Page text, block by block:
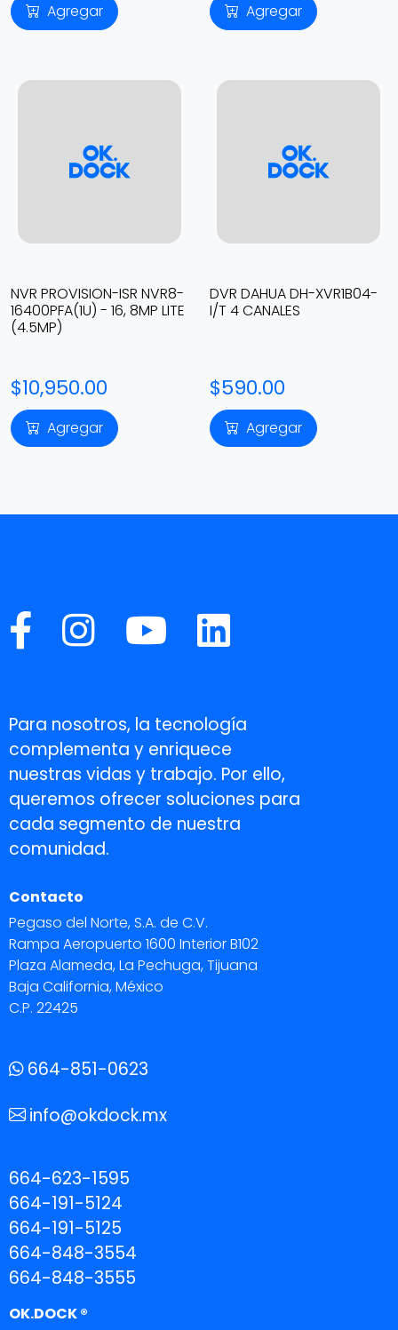
Agregar Agregar
NVR PROVISION-ISR NVR8-
16400PFA(1U) - 16, 8MP LITE
(4.5MP)
$10,950.00
Agregar
DVR DAHUA DH-XVR1B04-
I/T 4 CANALES
$590.00
Agregar
Para nosotros, la tecnología
complementa y enriquece
nuestras vidas y trabajo. Por ello,
queremos ofrecer soluciones para
cada segmento de nuestra
comunidad.
Contacto
Pegaso del Norte, S.A. de C.V.
Rampa Aeropuerto 1600 Interior B102
Plaza Alameda, La Pechuga, Tijuana
Baja California, México
C.P. 22425
664-851-0623
info@okdock.mx
664-623-1595
664-191-5124
664-191-5125
664-848-3554
664-848-3555
OK.DOCK ®